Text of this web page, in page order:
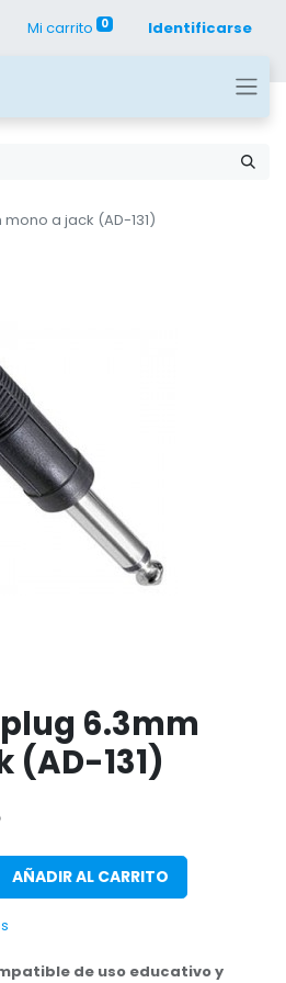
Mi carrito 0 Identificarse
a jack (AD-131)
6.3mm
(AD-131)
AÑADIR AL CARRITO
de uso educativo y